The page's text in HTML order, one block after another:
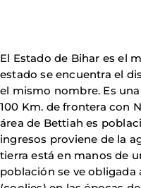
El Estado de Bihar es el
estado se encuentra el
el mismo nombre. Es
100 Km. de frontera con
área de Bettiah es
ingresos proviene de la
tierra está en manos de
población se ve